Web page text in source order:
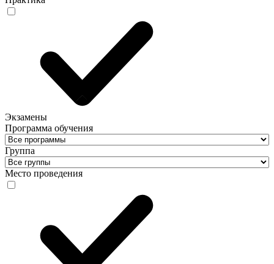
Экзамены
Программа обучения
Группа
Место проведения